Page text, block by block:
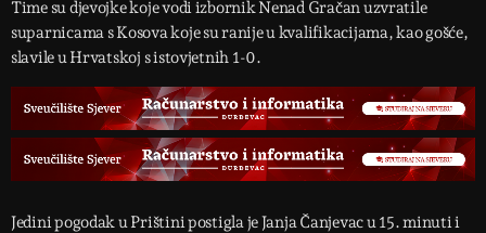
Time su djevojke koje vodi izbornik Nenad Gračan uzvratile
suparnicama s Kosova koje su ranije u kvalifikacijama, kao gošće,
slavile u Hrvatskoj s istovjetnih 1-0.
Jedini pogodak u Prištini postigla je Janja Čanjevac u 15. minuti i